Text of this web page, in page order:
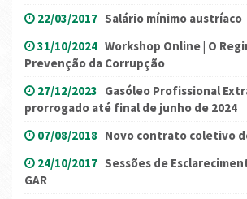
22/03/2017 Salário mínimo austríaco
31/10/2024 Workshop Online | O
Prevenção da Corrupção
27/12/2023 Gasóleo Profissional
prorrogado até final de junho de 2024
07/08/2018 Novo contrato coletivo
24/10/2017 Sessões de
GAR